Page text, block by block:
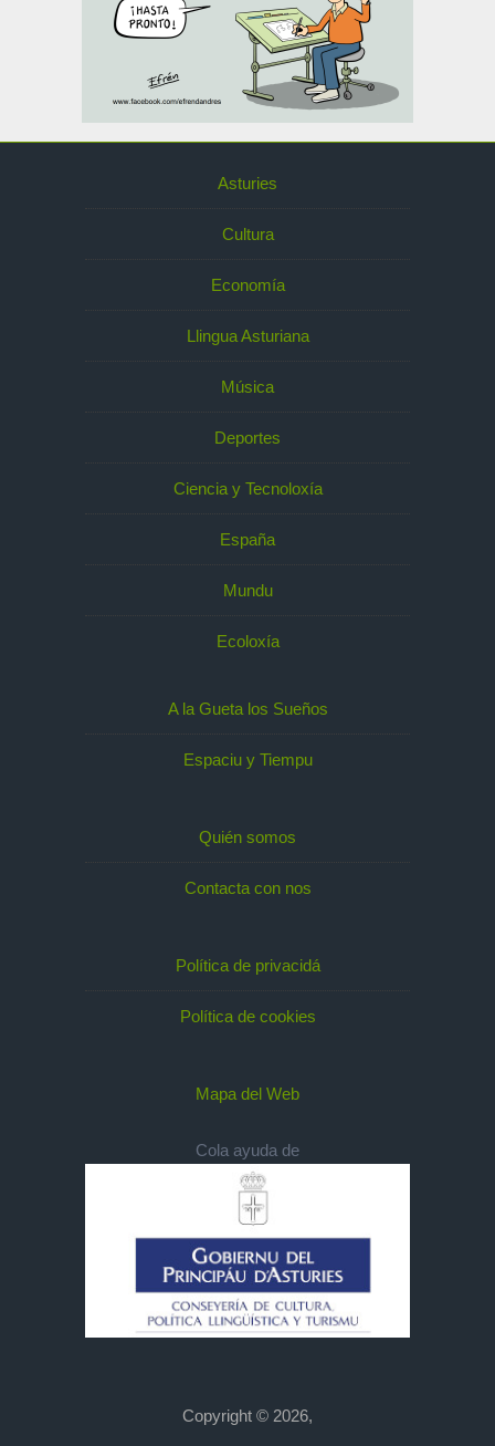
Asturies
Cultura
Economía
Llingua Asturiana
Música
Deportes
Ciencia y Tecnoloxía
España
Mundu
Ecoloxía
A la Gueta los Sueños
Espaciu y Tiempu
Quién somos
Contacta con nos
Política de privacidá
Política de cookies
Mapa del Web
Cola ayuda de
Copyright © 2026,